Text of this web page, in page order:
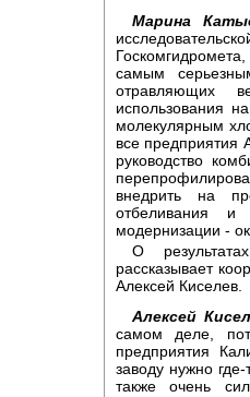
Марина
самым
отравляющих
использования
молекулярным
все предприятия
руководство
внедрить на
отбеливания и
модернизации -
О
рассказывает
Алексей Киселев.
Алексей
самом деле,
предприятия
заводу нужно
также очень